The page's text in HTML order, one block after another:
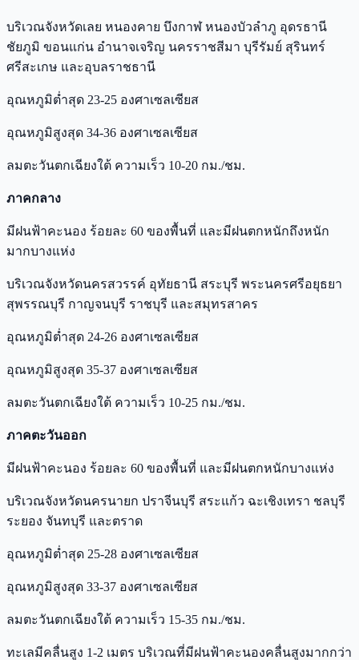
บริเวณจังหวัดเลย หนองคาย บึงกาฬ หนองบัวลำภู อุดรธานี
ชัยภูมิ ขอนแก่น อำนาจเจริญ นครราชสีมา บุรีรัมย์ สุรินทร์
ศรีสะเกษ และอุบลราชธานี
อุณหภูมิต่ำสุด 23-25 องศาเซลเซียส
อุณหภูมิสูงสุด 34-36 องศาเซลเซียส
ลมตะวันตกเฉียงใต้ ความเร็ว 10-20 กม./ชม.
ภาคกลาง
มีฝนฟ้าคะนอง ร้อยละ 60 ของพื้นที่ และมีฝนตกหนักถึงหนัก
มากบางแห่ง
บริเวณจังหวัดนครสวรรค์ อุทัยธานี สระบุรี พระนครศรีอยุธยา
สุพรรณบุรี กาญจนบุรี ราชบุรี และสมุทรสาคร
อุณหภูมิต่ำสุด 24-26 องศาเซลเซียส
อุณหภูมิสูงสุด 35-37 องศาเซลเซียส
ลมตะวันตกเฉียงใต้ ความเร็ว 10-25 กม./ชม.
ภาคตะวันออก
มีฝนฟ้าคะนอง ร้อยละ 60 ของพื้นที่ และมีฝนตกหนักบางแห่ง
บริเวณจังหวัดนครนายก ปราจีนบุรี สระแก้ว ฉะเชิงเทรา ชลบุรี
ระยอง จันทบุรี และตราด
อุณหภูมิต่ำสุด 25-28 องศาเซลเซียส
อุณหภูมิสูงสุด 33-37 องศาเซลเซียส
ลมตะวันตกเฉียงใต้ ความเร็ว 15-35 กม./ชม.
ทะเลมีคลื่นสูง 1-2 เมตร บริเวณที่มีฝนฟ้าคะนองคลื่นสูงมากกว่า